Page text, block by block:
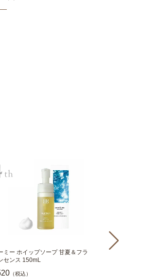
ミー ホイップソープ 甘夏＆フラ
センス 150mL
（税込）